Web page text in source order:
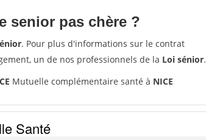
senior pas chère ?
. Pour plus d'informations sur le contrat
un de nos professionnels de la Loi sénior.
Mutuelle complémentaire santé à NICE